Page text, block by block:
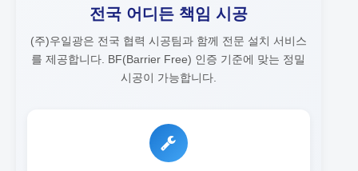
전국 어디든 책임 시공
(주)우일광은 전국 협력 시공팀과 함께 전문 설치 서비스
를 제공합니다. BF(Barrier Free) 인증 기준에 맞는 정밀
시공이 가능합니다.